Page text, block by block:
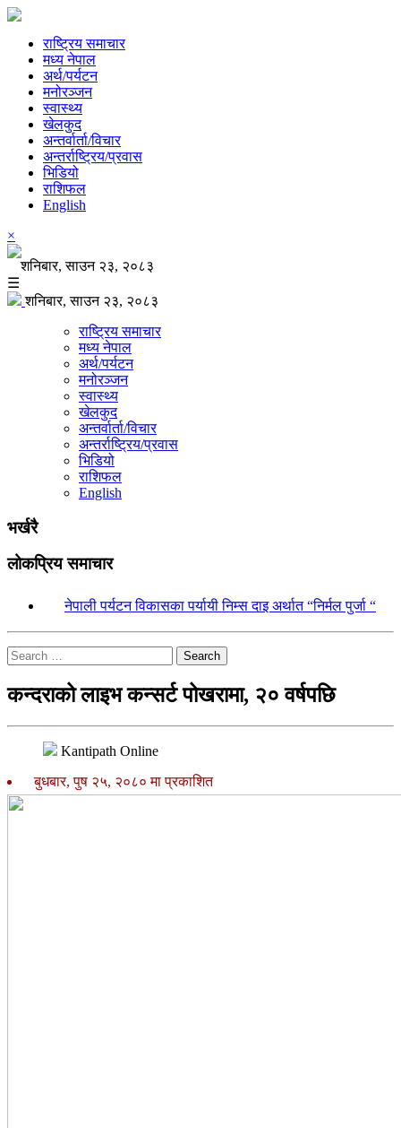
राष्ट्रिय समाचार
मध्य नेपाल
अर्थ/पर्यटन
मनोरञ्जन
स्वास्थ्य
खेलकुद
अन्तर्वार्ता/विचार
अन्तर्राष्ट्रिय/प्रवास
भिडियो
राशिफल
English
×
शनिबार, साउन २३, २०८३
☰
शनिबार, साउन २३, २०८३
राष्ट्रिय समाचार
मध्य नेपाल
अर्थ/पर्यटन
मनोरञ्जन
स्वास्थ्य
खेलकुद
अन्तर्वार्ता/विचार
अन्तर्राष्ट्रिय/प्रवास
भिडियो
राशिफल
English
भर्खरै
लोकप्रिय समाचार
नेपाली पर्यटन विकासका पर्यायी निम्स दाइ अर्थात “निर्मल पुर्जा “
Search
कन्दराको लाइभ कन्सर्ट पोखरामा, २० वर्षपछि
Kantipath Online
बुधबार, पुष २५, २०८० मा प्रकाशित